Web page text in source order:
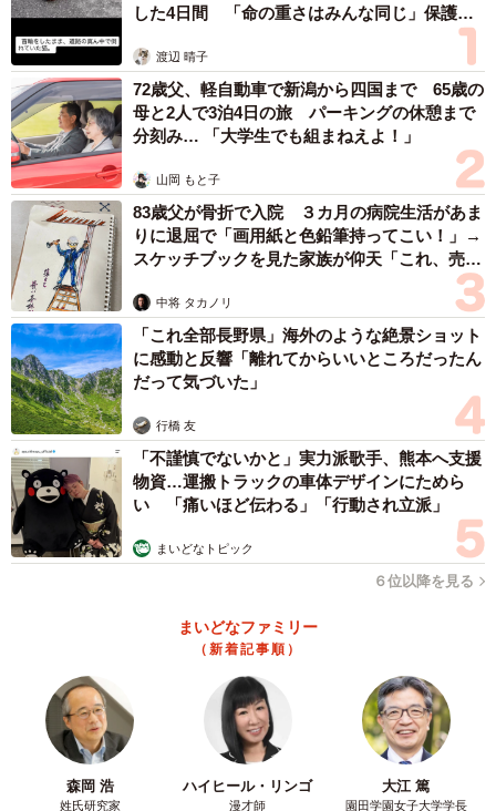
と。
「内定はいくつかもらったみたいなんですが、どこも決め
手に欠けるみたいで。正直娘の言う『いい会社』がまった
くわからないので、アドバイスのしようもありません。娘
の言うのはわがまますぎると思ってしまうのが正直なとこ
ろですが、そういうものでしょうか…」
誰もが感じられる「成長実感」はないだけに、判断が難し
いですね…。
入社3年目、なんで会社を辞めたくなるの？
リクルートマネジメントソリューションズが実施した「若
手・中堅社員の組織適応に関する現状把握調査（2025）」
によると、若手視野員の離職意向が高まる時期は3年目と5
～7年目。
仕事の内容や幅を自ら広げようとする行動は、「3年目」と
「5～7年目」が低いという結果もあり、この時期のサポー
▽株式会社リクルートマネジメントソリューションズ｜
「若手・中堅社員の組織適応に関する現状把握調査
（2025）」
https://www.recruit-
した4日間 「命の重さはみんな同じ」保護団
渡辺 晴子
72歳父、軽自動車で新潟から四国まで 65歳の
母と2人で3泊4日の旅 パーキングの休憩まで
分刻み… 「大学生でも組まねえよ！」
山岡 もと子
83歳父が骨折で入院 ３カ月の病院生活があま
りに退屈で「画用紙と色鉛筆持ってこい！」→
スケッチブックを見た家族が仰天「これ、売れ
中将 タカノリ
「これ全部長野県」海外のような絶景ショット
に感動と反響「離れてからいいところだったん
だって気づいた」
行橋 友
「不謹慎でないかと」実力派歌手、熊本へ支援
物資…運搬トラックの車体デザインにためら
い 「痛いほど伝わる」「行動され立派」
まいどなトピック
６位以降を見る
まいどなファミリー
（新着記事順）
森岡 浩
姓氏研究家
ハイヒール・リンゴ
漫才師
大江 篤
園田学園女子大学学長